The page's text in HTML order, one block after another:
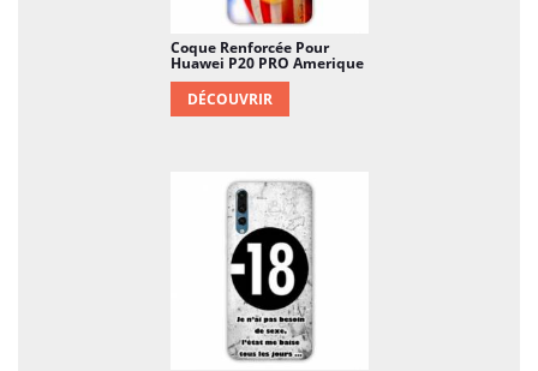
Coque Renforcée Pour
Huawei P20 PRO Amerique
DÉCOUVRIR